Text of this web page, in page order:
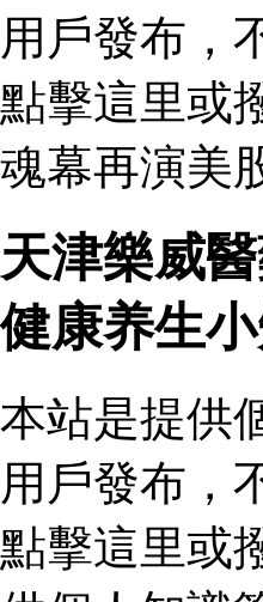
用戶發布，
點擊這里或
魂幕再演美
天津樂威
健康养生
本站是提供
用戶發布，
點擊這里或